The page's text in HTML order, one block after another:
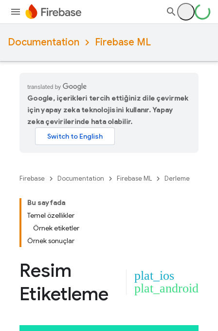
Documentation Firebase ML
Google, içerikleri tercih ettiğiniz dile çevirmek
için yapay zeka teknolojisini kullanır. Yapay
zeka çevirilerinde hata olabilir.
Firebase Documentation Firebase ML Derleme
Bu sayfada
Temel özellikler
Örnek etiketler
Örnek sonuçlar
Resim
Etiketleme
plat_ios
plat_android